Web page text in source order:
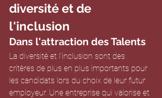
diversité et de
l'inclusion
Dans l'attraction des Talents
La diversité et l'inclusion sont des
critères de plus en plus importants pour
les candidats lors du choix de leur futur
employeur. Une entreprise qui valorise et